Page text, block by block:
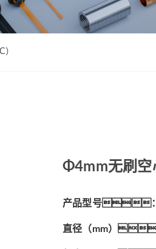
系列
系列
系列
ZWMD Φ10mm系列
ZWMD Φ12mm系列
ZWMD Φ38mm系列
Φ4mm无刷空
产品型号：
直径（mm）